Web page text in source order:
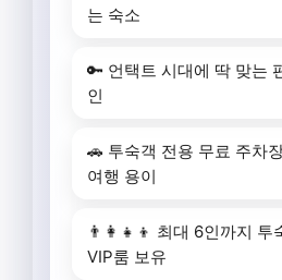
는 숙소
🔑 언택트 시대에 딱 맞는
인
🚗 투숙객 전용 무료 주차
여행 용이
👨‍👩‍👧‍👦 최대 6인까지 투
VIP룸 보유